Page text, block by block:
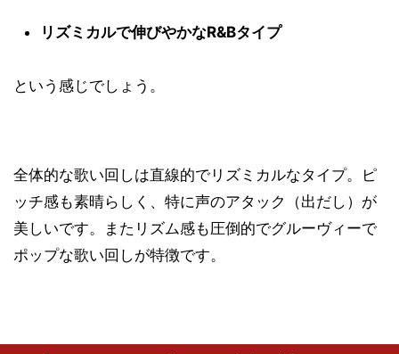
リズミカルで伸びやかなR&Bタイプ
という感じでしょう。
全体的な歌い回しは直線的でリズミカルなタイプ。ピ
ッチ感も素晴らしく、特に声のアタック（出だし）が
美しいです。またリズム感も圧倒的でグルーヴィーで
ポップな歌い回しが特徴です。